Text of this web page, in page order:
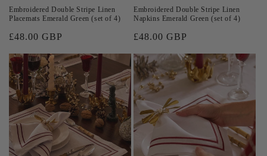
Embroidered Double Stripe Linen
Placemats Emerald Green (set of 4)
Prix
£48.00 GBP
Embroidered Double Stripe Linen
Napkins Emerald Green (set of 4)
Prix
£48.00 GBP